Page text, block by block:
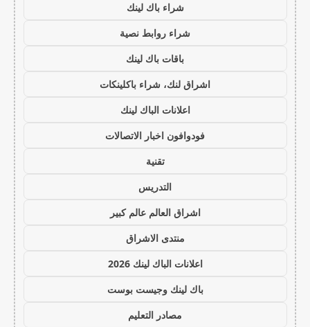
شراء باك لينك
شراء روابط نصية
باقات باك لينك
اشراق لنك، شراء باكلينكات
اعلانات الباك لينك
فودوافون اخبار الاتصالات
تقنية
التدريس
اشراق العالم عالم كبير
منتدى الاشراق
اعلانات الباك لينك 2026
باك لينك وجيست بوست
مصادر التعليم